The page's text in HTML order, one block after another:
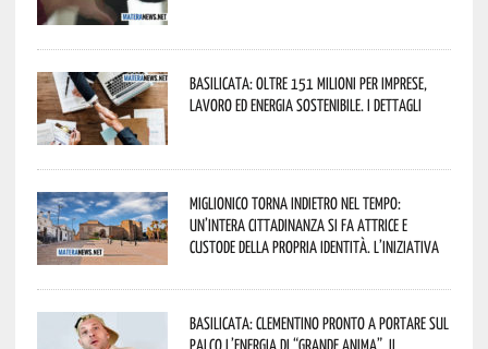
Basilicata: oltre 151 milioni per imprese,
lavoro ed energia sostenibile. I dettagli
Miglionico torna indietro nel tempo:
un’intera cittadinanza si fa attrice e
custode della propria identità. L’iniziativa
Basilicata: Clementino pronto a portare sul
palco l’energia di “Grande Anima”. Il